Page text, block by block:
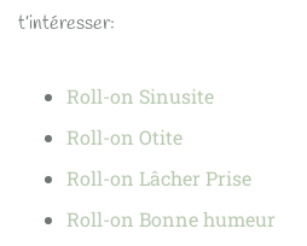
t’intéresser:
Roll-on Sinusite
Roll-on Otite
Roll-on Lâcher Prise
Roll-on Bonne humeur